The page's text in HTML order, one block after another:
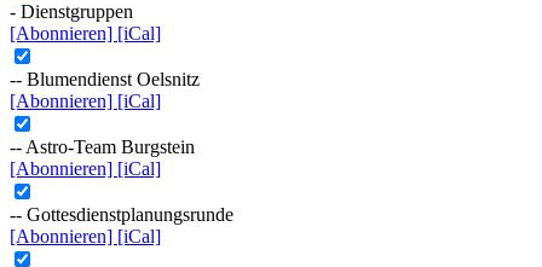
- Dienstgruppen
[Abonnieren] [iCal]
-- Blumendienst Oelsnitz
[Abonnieren] [iCal]
-- Astro-Team Burgstein
[Abonnieren] [iCal]
-- Gottesdienstplanungsrunde
[Abonnieren] [iCal]